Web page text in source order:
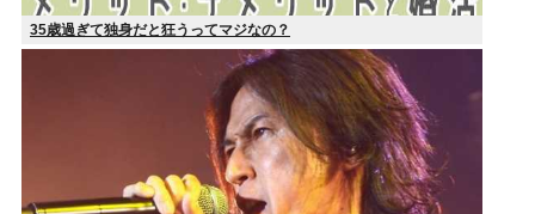
35歳過ぎて独身だと狂うってマジなの？